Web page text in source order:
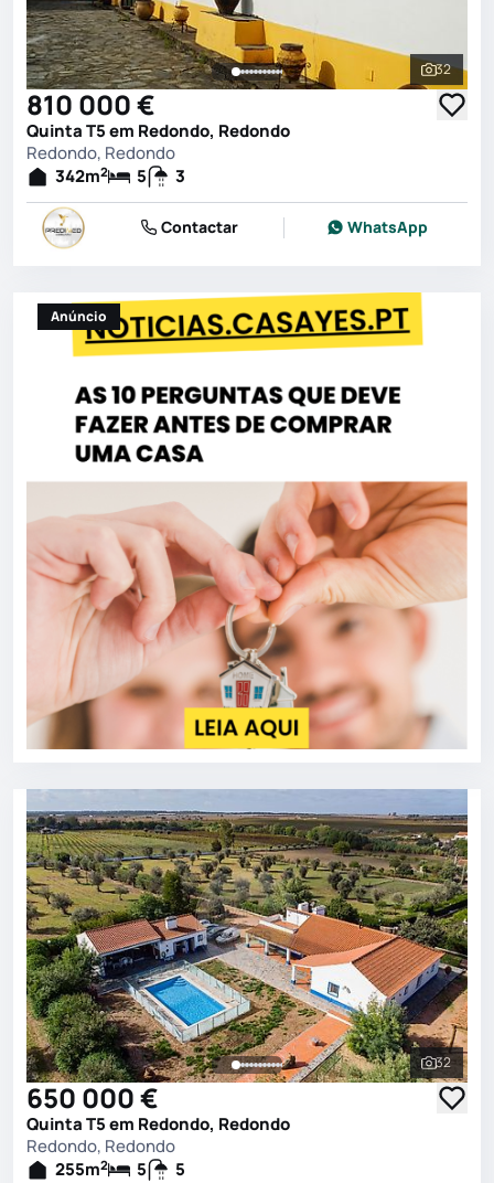
Ver
32
810 000 €
Quinta T5 em Redondo, Redondo
Redondo, Redondo
342m2 5 3
Contactar WhatsApp
Anúncio
Ver
32
650 000 €
Quinta T5 em Redondo, Redondo
Redondo, Redondo
255m2 5 5